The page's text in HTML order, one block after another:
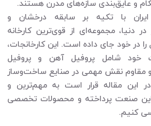
و عایق‌بندی سازه‌های مدرن هستند.
با تکیه بر سابقه درخشان و
دنیا، مجموعه‌ای از قوی‌ترین کارخانه
را در خود جای داده است. این کارخانجات،
خود شامل پروفیل آهن و پروفیل
مقاوم نقش مهمی در صنایع ساخت‌وساز
این مقاله قرار است به مهم‌ترین و
این صنعت پرداخته و محصولات تخصصی
کنیم.